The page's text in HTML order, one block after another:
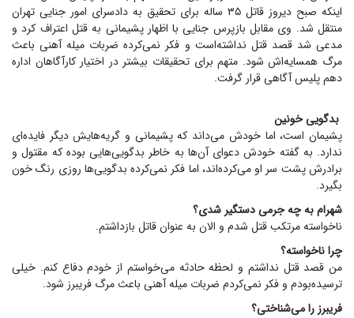
اینکه صبح دیروز قاتل ۳۵ ساله برای تحقیق به دادسرای امور جنایی تهران
منتقل شد. وی مقابل بازپرس جنایی با اظهار پشیمانی به قتل اعتراف کرد و
مدعی شد قصد قتل نداشته‌است و فکر نمی‌کرده ضربات میله آهنی باعث
مرگ همسایه‌اش شود. متهم برای تحقیقات بیشتر در اختیار کارآگاهان اداره
دهم پلیس آگاهی قرار گرفت.
بدگویی خونین
پشیمان است، اما خودش می‌داند که پشیمانی و گریه‌هایش دیگر فایده‌ای
ندارد. به گفته خودش دعوای آن‌ها به خاطر بدگویی‌هایی بوده که مقتول و
برادرش پشت سر او می‌کرده‌اند، اما فکر نمی‌کرده بدگویی‌ها روزی رنگ خون
بگیرد.
شهرام به چه جرمی دستگیر شدی؟
ناخواسته مرتکب قتل شدم و الان به عنوان قاتل بازداشتم.
چرا ناخواسته؟
من قصد قتل نداشتم و لحظه حادثه می‌خواستم از خودم دفاع کنم. خیلی
ترسیده‌بودم و فکر نمی‌کردم ضربات میله آهنی باعث مرگ فریبرز شود.
فریبرز را می‌شناختی؟